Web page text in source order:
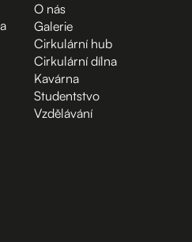
O nás
Galerie
Cirkulární hub
Cirkulární dílna
Kavárna
Studentstvo
Vzdělávání